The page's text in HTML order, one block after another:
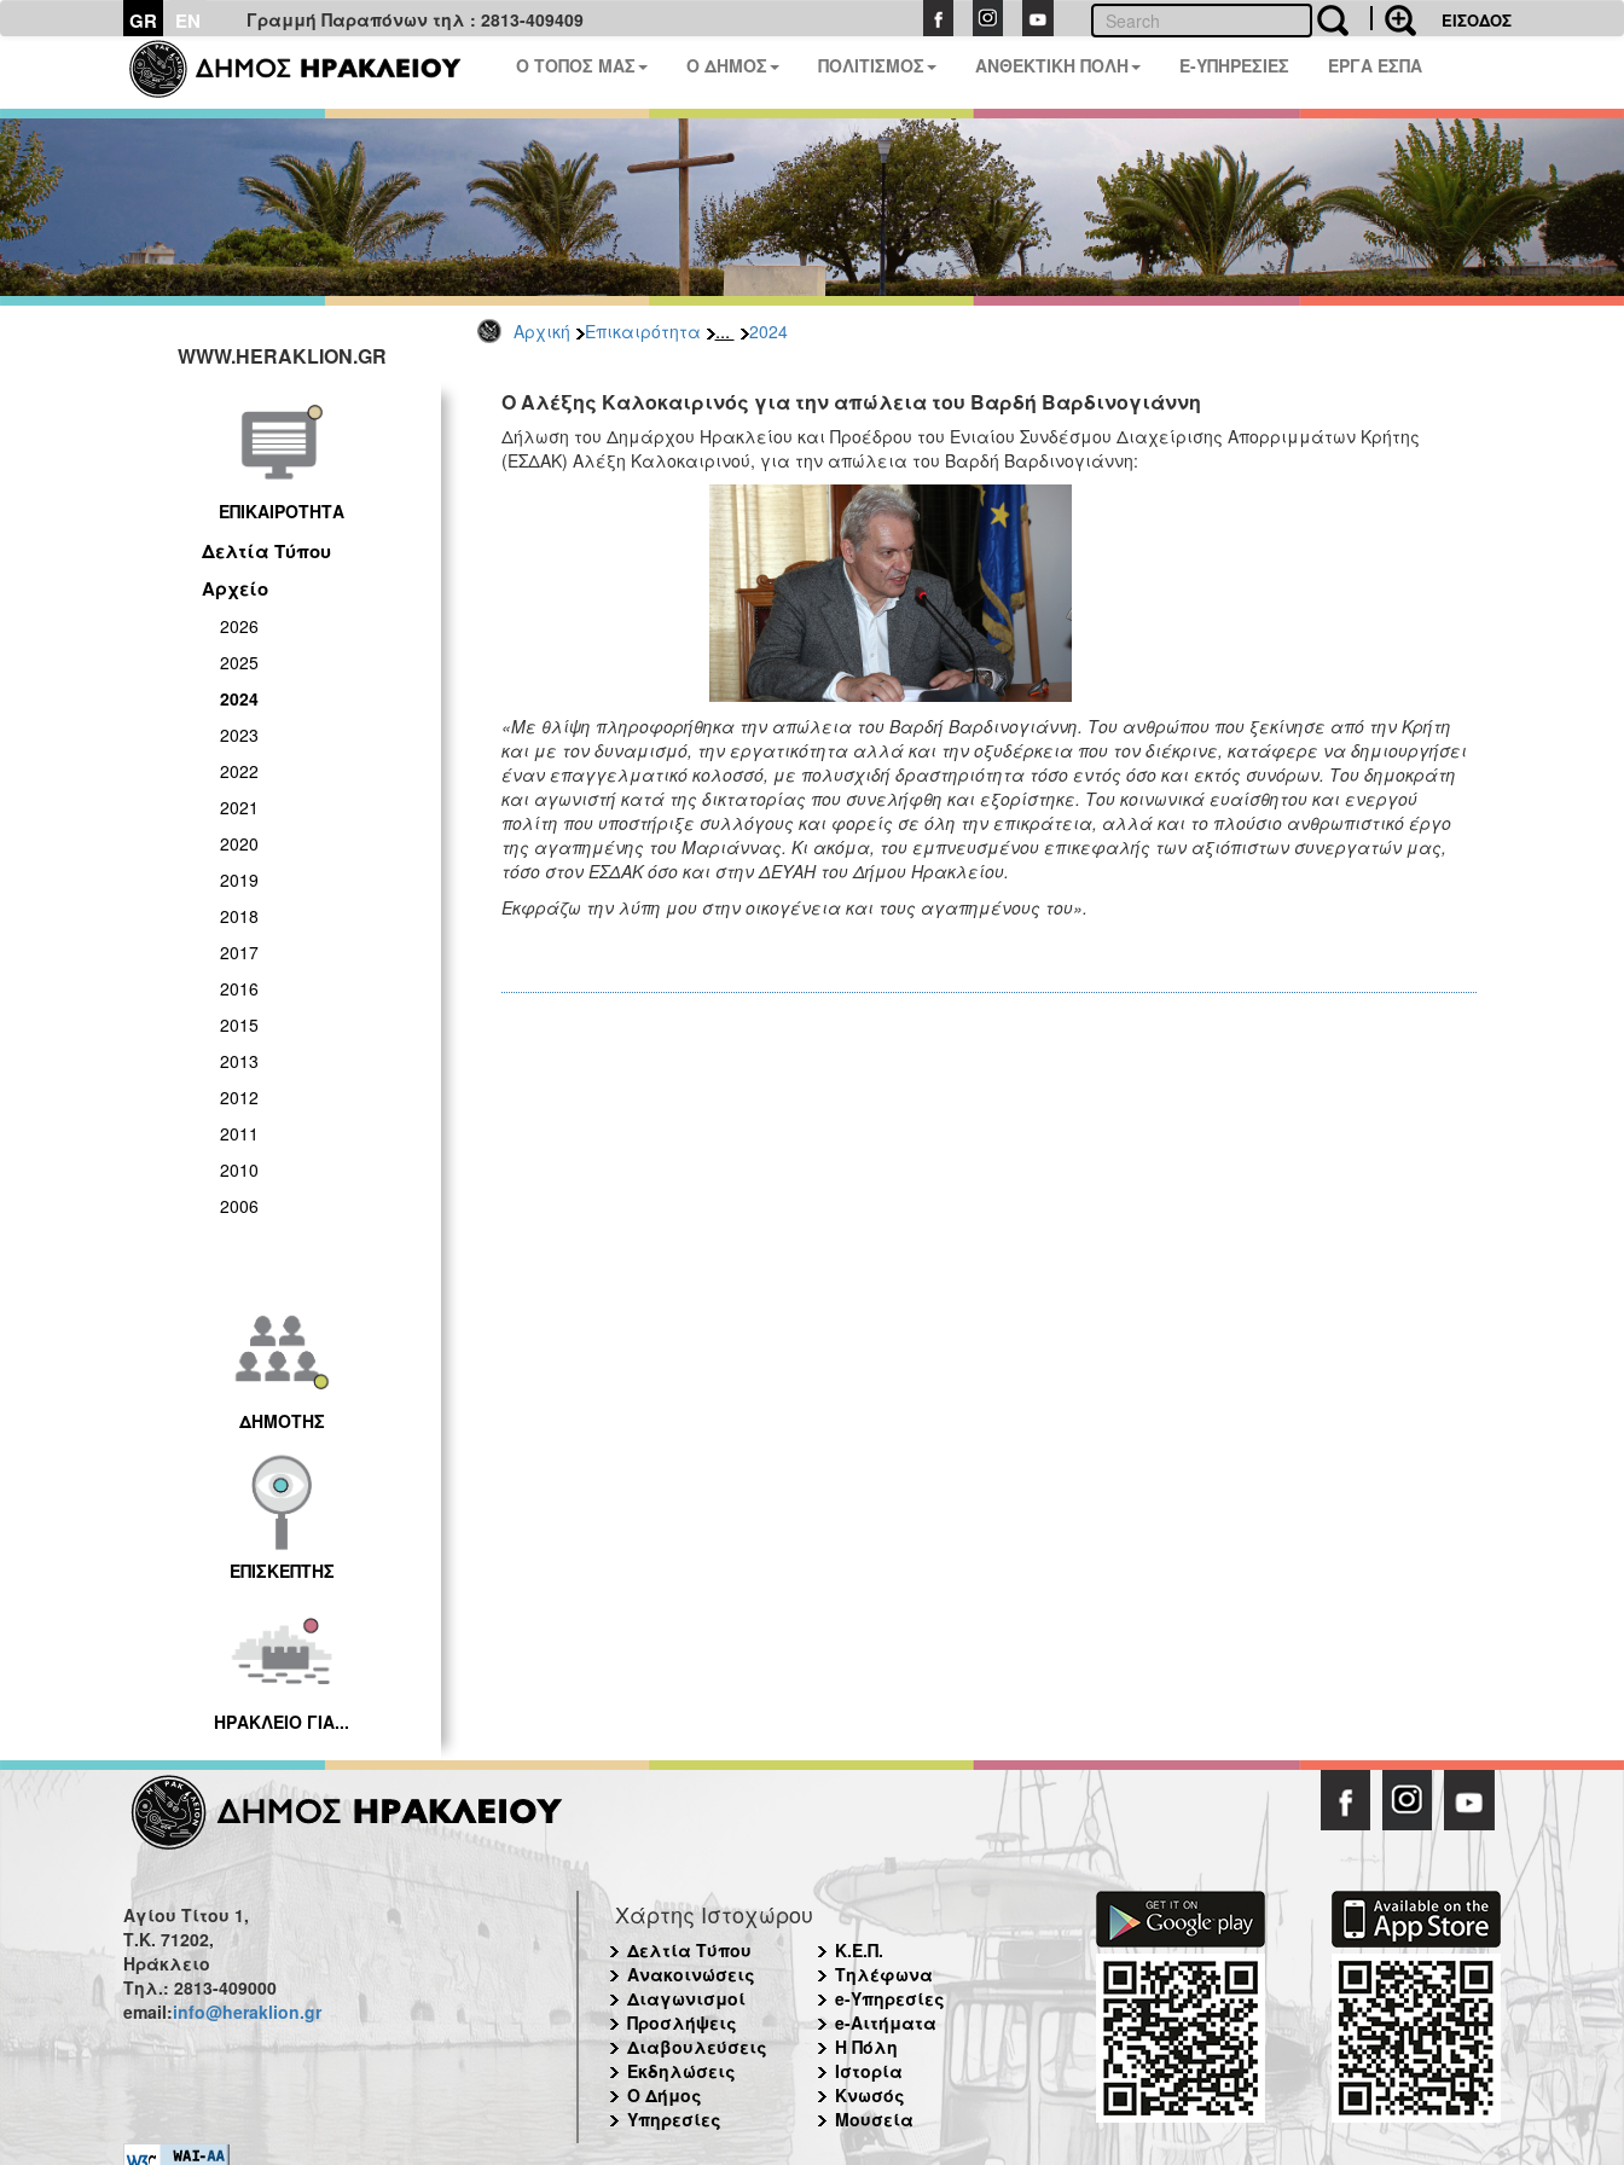
GR EN Γραμμή Παραπόνων τηλ : 2813-409409 ΕΙΣΟΔΟΣ
Ο ΤΟΠΟΣ ΜΑΣ Ο ΔΗΜΟΣ ΠΟΛΙΤΙΣΜΟΣ ΑΝΘΕΚΤΙΚΗ ΠΟΛΗ E-ΥΠΗΡΕΣΙΕΣ ΕΡΓΑ ΕΣΠΑ
Αρχική Επικαιρότητα ... 2024
WWW.HERAKLION.GR
ΕΠΙΚΑΙΡΟΤΗΤΑ
Δελτία Τύπου
Αρχείο
2026
2025
2024
2023
2022
2021
2020
2019
2018
2017
2016
2015
2013
2012
2011
2010
2006
ΔΗΜΟΤΗΣ
ΕΠΙΣΚΕΠΤΗΣ
ΗΡΑΚΛΕΙΟ ΓΙΑ...
Ο Αλέξης Καλοκαιρινός για την απώλεια του Βαρδή Βαρδινογιάννη
Δήλωση του Δημάρχου Ηρακλείου και Προέδρου του Ενιαίου Συνδέσμου Διαχείρισης Απορριμμάτων Κρήτης
(ΕΣΔΑΚ) Αλέξη Καλοκαιρινού, για την απώλεια του Βαρδή Βαρδινογιάννη:
«Με θλίψη πληροφορήθηκα την απώλεια του Βαρδή Βαρδινογιάννη. Του ανθρώπου που ξεκίνησε από την Κρήτη
και με τον δυναμισμό, την εργατικότητα αλλά και την οξυδέρκεια που τον διέκρινε, κατάφερε να δημιουργήσει
έναν επαγγελματικό κολοσσό, με πολυσχιδή δραστηριότητα τόσο εντός όσο και εκτός συνόρων. Του δημοκράτη
και αγωνιστή κατά της δικτατορίας που συνελήφθη και εξορίστηκε. Του κοινωνικά ευαίσθητου και ενεργού
πολίτη που υποστήριξε συλλόγους και φορείς σε όλη την επικράτεια, αλλά και το πλούσιο ανθρωπιστικό έργο
της αγαπημένης του Μαριάννας. Κι ακόμα, του εμπνευσμένου επικεφαλής των αξιόπιστων συνεργατών μας,
τόσο στον ΕΣΔΑΚ όσο και στην ΔΕΥΑΗ του Δήμου Ηρακλείου.
Εκφράζω την λύπη μου στην οικογένεια και τους αγαπημένους του».
Αγίου Τίτου 1,
Τ.Κ. 71202,
Ηράκλειο
Τηλ.: 2813-409000
email:info@heraklion.gr
Χάρτης Ιστοχώρου
Δελτία Τύπου
Ανακοινώσεις
Διαγωνισμοί
Προσλήψεις
Διαβουλεύσεις
Εκδηλώσεις
Ο Δήμος
Υπηρεσίες
Κ.Ε.Π.
Τηλέφωνα
e-Υπηρεσίες
e-Αιτήματα
Η Πόλη
Ιστορία
Κνωσός
Μουσεία